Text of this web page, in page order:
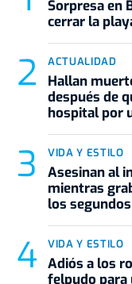
Sorpresa en
cerrar la
ACTUALIDAD
Hallan
después de
hospital por
VIDA Y ESTILO
Asesinan al
mientras
los
VIDA Y ESTILO
Adiós a los
felpudo para